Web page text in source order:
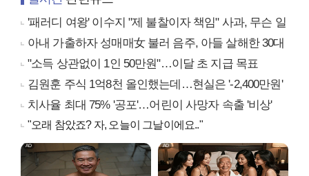
'패러디 여왕' 이수지 "제 불찰이자 책임" 사과, 무슨 일
아내 가출하자 성매매女 불러 음주, 아들 살해한 30대
"소득 상관없이 1인 50만원"…이달 초 지급 목표
김원훈 주식 1억8천 올인했는데…현실은 '-2,400만원'
치사율 최대 75% '공포'…어린이 사망자 속출 '비상'
"오래 참았죠? 자, 오늘이 그날이에요.."